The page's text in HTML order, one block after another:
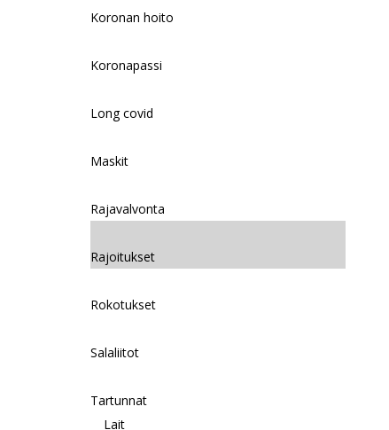
Koronan hoito
Koronapassi
Long covid
Maskit
Rajavalvonta
Rajoitukset
Rokotukset
Salaliitot
Tartunnat
Lait